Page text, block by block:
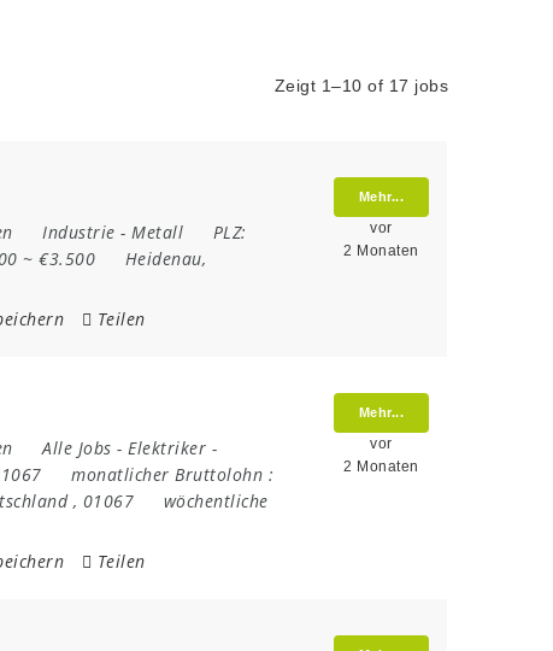
Zeigt 1–10 of 17 jobs
Industrie -Metall
PLZ:
~ €3.500 Heidenau,
Teilen
Mehr...
vor
2 Monaten
Alle Jobs -Elektriker -
monatlicher Bruttolohn :
, 01067
wöchentliche
Teilen
Mehr...
vor
2 Monaten